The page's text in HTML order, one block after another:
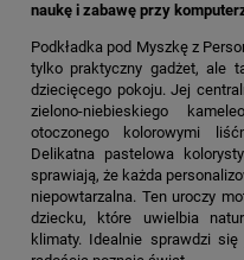
naukę i zabawę przy
Podkładka pod Myszkę z
tylko praktyczny gadżet, ale
dziecięcego pokoju. Jej
zielono-niebieskiego
otoczonego kolorowymi
Delikatna pastelowa
sprawiają, że każda
niepowtarzalna. Ten uroczy
dziecku, które uwielbia
klimaty. Idealnie sprawdzi